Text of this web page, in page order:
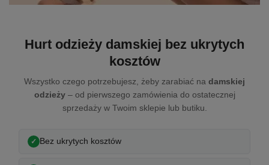
Hurt odzieży damskiej bez ukrytych
kosztów
Wszystko czego potrzebujesz, żeby zarabiać na damskiej
odzieży– od pierwszego zamówienia do ostatecznej
sprzedaży w Twoim sklepie lub butiku.
Bez ukrytych kosztów